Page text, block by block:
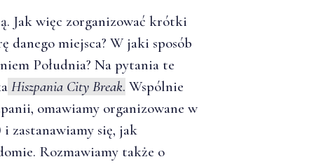
Jak więc zorganizować krótki
danego miejsca? W jaki sposób
Południa? Na pytania te
Hiszpania City Break. Wspólnie
omawiamy organizowane w
zastanawiamy się, jak
Rozmawiamy także o